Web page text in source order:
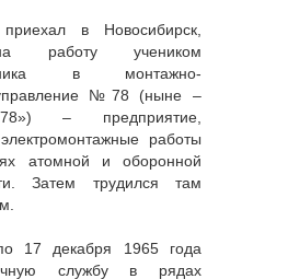
в Новосибирск,
работу учеником
в монтажно-
управление №78 (ныне –
– предприятие,
работы
атомной и оборонной
Затем трудился там
17 декабря 1965 года
службу в рядах